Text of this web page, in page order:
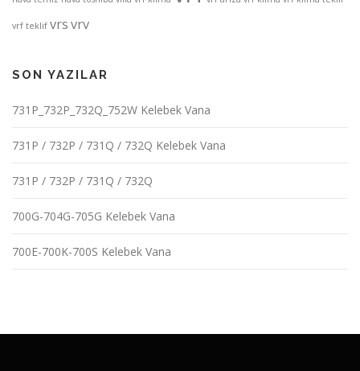
vrf teklif vrsvrv
SON YAZILAR
731P_732P_732Q_752W Kelebek Vana
731P / 732P / 731Q / 732Q Kelebek Vana
731P / 732P / 731Q / 732Q
700G-704G-705G Kelebek Vana
700E-700K-700S Kelebek Vana